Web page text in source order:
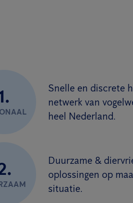
Snelle en discrete
netwerk van
heel Nederland.
Duurzame &
oplossingen op
situatie.